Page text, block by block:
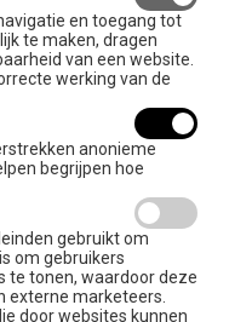
en toegang tot
te maken, dragen
van een website.
werking van de
anonieme
begrijpen hoe
gebruikt om
om gebruikers
te tonen, waardoor deze
externe marketeers.
door websites kunnen